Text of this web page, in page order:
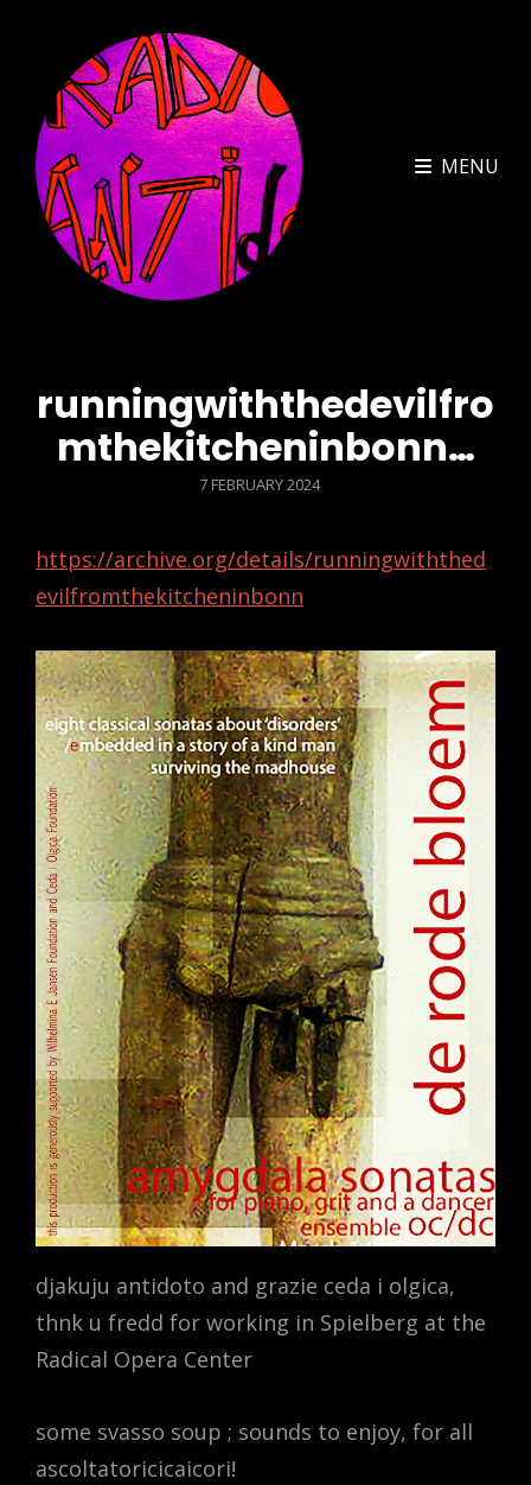
MENU
runningwiththedevilfro
mthekitcheninbonn…
POSTED
7 FEBRUARY 2024
https://archive.org/details/runningwiththed
evilfromthekitcheninbonn
djakuju antidoto and grazie ceda i olgica,
thnk u fredd for working in Spielberg at the
Radical Opera Center
some svasso soup ; sounds to enjoy, for all
ascoltatoricicaicori!